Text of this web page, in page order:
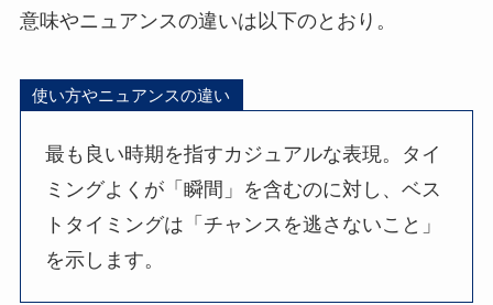
意味やニュアンスの違いは以下のとおり。
使い方やニュアンスの違い
最も良い時期を指すカジュアルな表現。タイ
ミングよくが「瞬間」を含むのに対し、ベス
トタイミングは「チャンスを逃さないこと」
を示します。